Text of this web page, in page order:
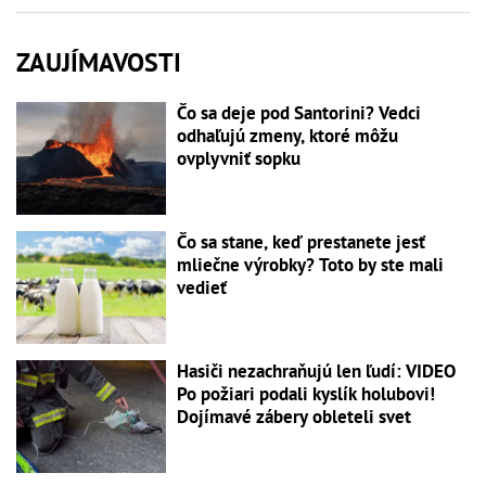
ZAUJÍMAVOSTI
Čo sa deje pod Santorini? Vedci
odhaľujú zmeny, ktoré môžu
ovplyvniť sopku
Čo sa stane, keď prestanete jesť
mliečne výrobky? Toto by ste mali
vedieť
Hasiči nezachraňujú len ľudí: VIDEO
Po požiari podali kyslík holubovi!
Dojímavé zábery obleteli svet